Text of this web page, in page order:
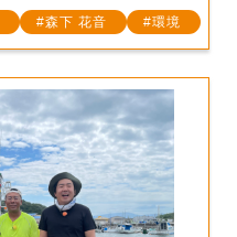
森下 花音 環境